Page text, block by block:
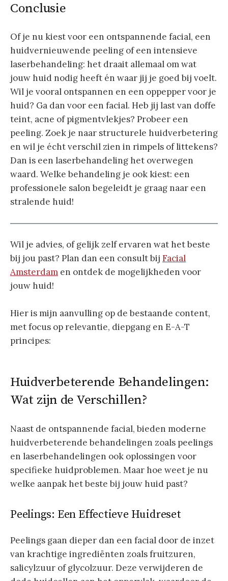
Conclusie
Of je nu kiest voor een ontspannende facial, een
huidvernieuwende peeling of een intensieve
laserbehandeling: het draait allemaal om wat
jouw huid nodig heeft én waar jij je goed bij voelt.
Wil je vooral ontspannen en een oppepper voor je
huid? Ga dan voor een facial. Heb jij last van doffe
teint, acne of pigmentvlekjes? Probeer een
peeling. Zoek je naar structurele huidverbetering
en wil je écht verschil zien in rimpels of littekens?
Dan is een laserbehandeling het overwegen
waard. Welke behandeling je ook kiest: een
professionele salon begeleidt je graag naar een
stralende huid!
Wil je advies, of gelijk zelf ervaren wat het beste
bij jou past? Plan dan een consult bij Facial
Amsterdam en ontdek de mogelijkheden voor
jouw huid!
Hier is mijn aanvulling op de bestaande content,
met focus op relevantie, diepgang en E-A-T
principes:
Huidverbeterende Behandelingen:
Wat zijn de Verschillen?
Naast de ontspannende facial, bieden moderne
huidverbeterende behandelingen zoals peelings
en laserbehandelingen ook oplossingen voor
specifieke huidproblemen. Maar hoe weet je nu
welke aanpak het beste bij jouw huid past?
Peelings: Een Effectieve Huidreset
Peelings gaan dieper dan een facial door de inzet
van krachtige ingrediënten zoals fruitzuren,
salicylzuur of glycolzuur. Deze verwijderen de